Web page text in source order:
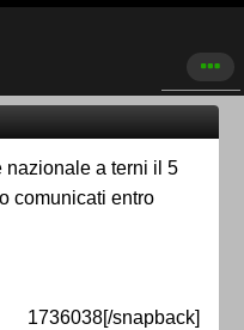
nazionale a terni il 5
comunicati entro
1736038[/snapback]